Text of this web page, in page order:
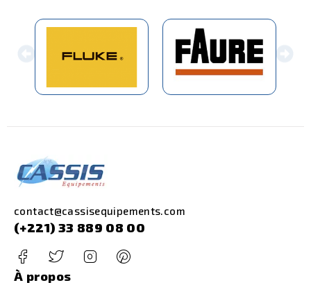
contact@cassisequipements.com
(+221) 33 889 08 00
À propos